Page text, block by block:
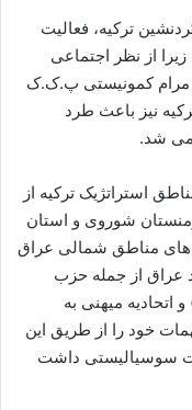
ترکیه، فعالیت
از نظر اجتماعی
مرام کمونیستی پ.ک.ک
نیز باعث طرد
می شد.
استراتژیک ترکیه از
شوروی و استان
های مناطق شمالی عراق
عراق از جمله حزب
اتحادیه میهنی به
خود را از طریق این
سوسیالیستی داشت